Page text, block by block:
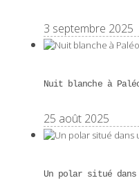
3 septembre 2025
Nuit blanche à
25 août 2025
Un polar situé